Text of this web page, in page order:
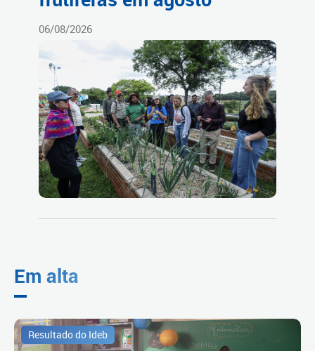
06/08/2026
Em alta
Resultado do Ideb